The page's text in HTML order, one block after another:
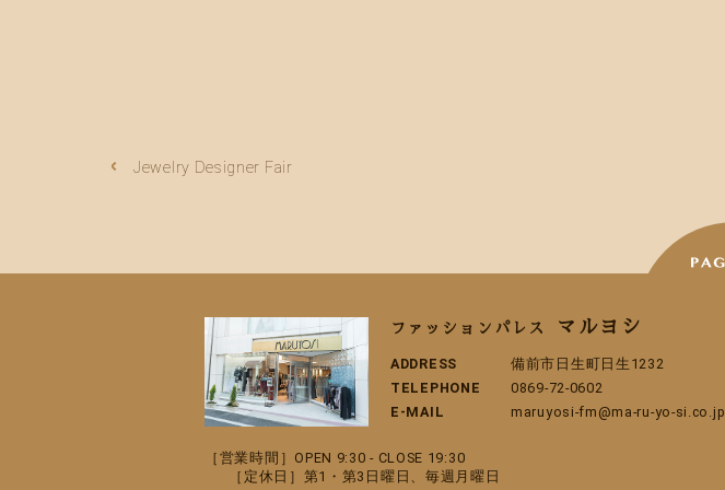
Jewelry Designer Fair
ファッションパレス マルヨシ
ADDRESS
備前市日生町日生1232
TELEPHONE
0869-72-0602
E-MAIL
maruyosi-fm@ma-ru-yo-si.co.jp
［営業時間］OPEN 9:30 - CLOSE 19:30
［定休日］第1・第3日曜日、毎週月曜日